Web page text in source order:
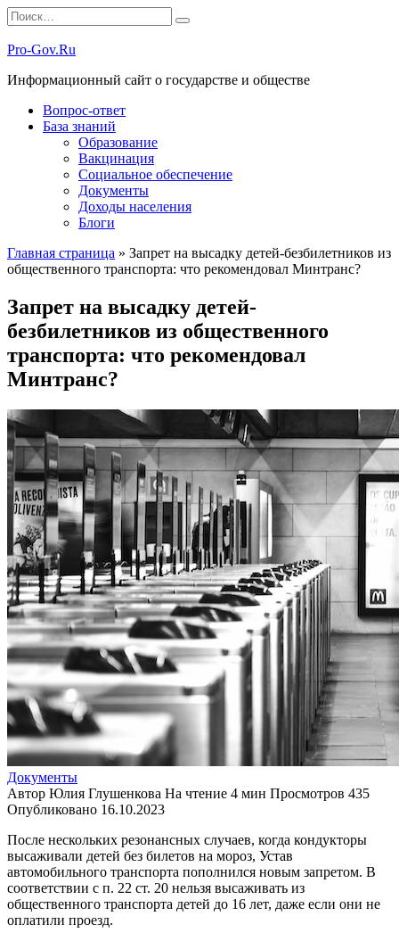
Перейти
к
содержанию
Search
for:
Pro-Gov.Ru
Информационный сайт о государстве и обществе
Вопрос-ответ
База знаний
Образование
Вакцинация
Социальное обеспечение
Документы
Доходы населения
Блоги
Главная страница » Запрет на высадку детей-безбилетников из
общественного транспорта: что рекомендовал Минтранс?
Запрет на высадку детей-
безбилетников из общественного
транспорта: что рекомендовал
Минтранс?
Документы
Автор Юлия Глушенкова На чтение 4 мин Просмотров 435
Опубликовано 16.10.2023
После нескольких резонансных случаев, когда кондукторы
высаживали детей без билетов на мороз, Устав
автомобильного транспорта пополнился новым запретом. В
соответствии с п. 22 ст. 20 нельзя высаживать из
общественного транспорта детей до 16 лет, даже если они не
оплатили проезд.